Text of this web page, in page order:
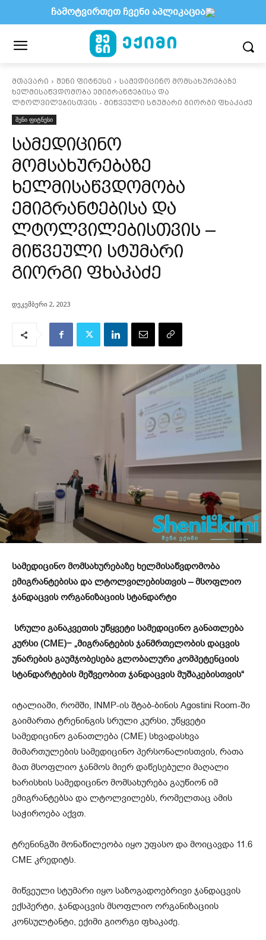
მთავარი შენი ფიტნესი
სამედიცინო მომსახურებაზე
ხელმისაწვდომობა ემიგრანტებისა და
ლტოლვილებისთვის - მიწვეული სტუმარი გიორგი ფხაკაძე
შენი ფიტნესი
სამედიცინო
მომსახურებაზე
ხელმისაწვდომობა
ემიგრანტებისა და
ლტოლვილებისთვის –
მიწვეული სტუმარი
გიორგი ფხაკაძე
დეკემბერი 2, 2023
სამედიცინო მომსახურებაზე ხელმისაწვდომობა
ემიგრანტებისა და ლტოლვილებისთვის – მსოფლიო
ჯანდაცვის ორგანიზაციის სტანდარტი
სრული განაკვეთის უწყვეტი სამედიცინო განათლება
კურსი (CME)− „მიგრანტების ჯანმრთელობის დაცვის
უნარების გაუმჯობესება გლობალური კომპეტენციის
სტანდარტების მეშვეობით ჯანდაცვის მუშაკებისთვის“
იტალიაში, რომში, INMP-ის შტაბ-ბინის Agostini Room-ში
გაიმართა ტრენინგის სრული კურსი, უწყვეტი
სამედიცინო განათლება (CME) სხვადასხვა
მიმართულების სამედიცინო პერსონალისთვის, რათა
მათ მსოფლიო ჯანმოს მიერ დაწესებული მაღალი
ხარისხის სამედიცინო მომსახურება გაუწიონ იმ
ემიგრანტებსა და ლტოლვილებს, რომელთაც ამის
საჭიროება აქვთ.
ტრენინგში მონაწილეობა იყო უფასო და მოიცავდა 11.6
CME კრედიტს.
მიწვეული სტუმარი იყო საზოგადოებრივი ჯანდაცვის
ექსპერტი, ჯანდაცვის მსოფლიო ორგანიზაციის
კონსულტანტი, ექიმი გიორგი ფხაკაძე.
ჩამოტვირთეთ ჩვენი აპლიკაცია